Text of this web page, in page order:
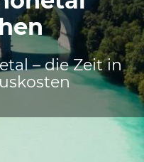
– die Zeit in